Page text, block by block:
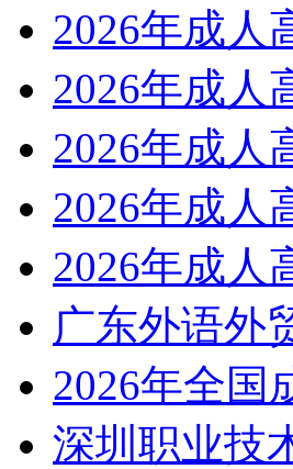
2026年成人
2026年成人
2026年成人
2026年成人
2026年成人
广东外语外
2026年全国
深圳职业技